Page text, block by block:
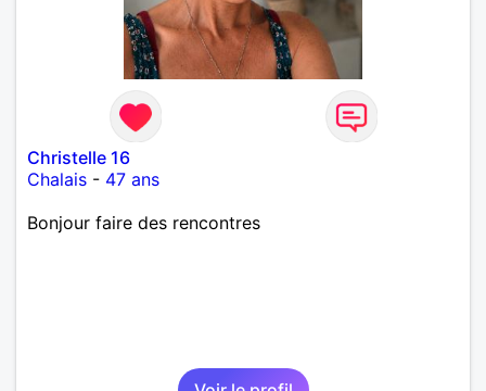
Christelle 16
Chalais - 47 ans
Bonjour faire des rencontres